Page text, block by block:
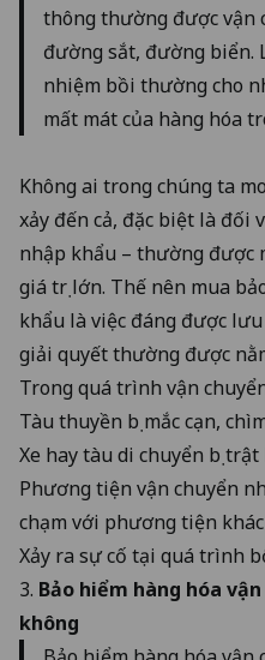
thông thường được vận
đường sắt, đường biển.
nhiệm bồi thường cho
mất mát của hàng hóa
Không ai trong chúng ta
xảy đến cả, đặc biệt là đối
nhập khẩu – thường được
giá trị lớn. Thế nên mua
khẩu là việc đáng được
giải quyết thường được
Trong quá trình vận
Tàu thuyền bị mắc cạn,
Xe hay tàu di chuyển bị
Phương tiện vận chuyển
chạm với phương tiện khác
Xảy ra sự cố tại quá trình
3. Bảo hiểm hàng hóa
không